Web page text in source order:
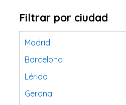
Filtrar por ciudad
Madrid
Barcelona
Lérida
Gerona